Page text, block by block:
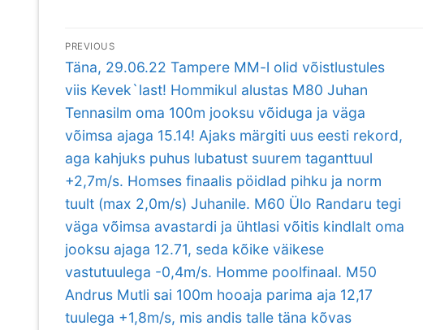
Navigeerimine
PREVIOUS
Previous
post:
Täna, 29.06.22 Tampere MM-l olid võistlustules
viis Kevek`last! Hommikul alustas M80 Juhan
Tennasilm oma 100m jooksu võiduga ja väga
võimsa ajaga 15.14! Ajaks märgiti uus eesti rekord,
aga kahjuks puhus lubatust suurem taganttuul
+2,7m/s. Homses finaalis pöidlad pihku ja norm
tuult (max 2,0m/s) Juhanile. M60 Ülo Randaru tegi
väga võimsa avastardi ja ühtlasi võitis kindlalt oma
jooksu ajaga 12.71, seda kõike väikese
vastutuulega -0,4m/s. Homme poolfinaal. M50
Andrus Mutli sai 100m hooaja parima aja 12,17
tuulega +1,8m/s, mis andis talle täna kõvas